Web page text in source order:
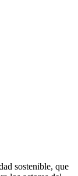
sostenible, que